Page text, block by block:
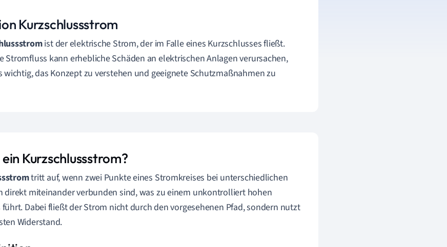
Kurzschlussstrom
ist der elektrische Strom, der im Falle eines Kurzschlusses fließt.
Stromfluss kann erhebliche Schäden an elektrischen Anlagen verursachen,
wichtig, das Konzept zu verstehen und geeignete Schutzmaßnahmen zu
Kurzschlussstrom?
tritt auf, wenn zwei Punkte eines Stromkreises bei unterschiedlichen
direkt miteinander verbunden sind, was zu einem unkontrolliert hohen
Dabei fließt der Strom nicht durch den vorgesehenen Pfad, sondern nutzt
Widerstand.